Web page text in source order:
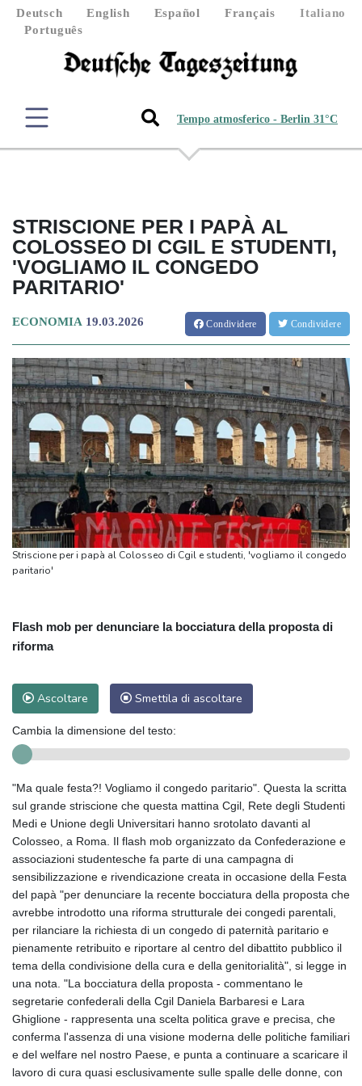
Deutsch English Español Français
Italiano
Português
Tempo atmosferico - Berlin 31°C
STRISCIONE PER I PAPÀ AL
COLOSSEO DI CGIL E STUDENTI,
'VOGLIAMO IL CONGEDO
PARITARIO'
ECONOMIA 19.03.2026 Condividere Condividere
Striscione per i papà al Colosseo di Cgil e studenti, 'vogliamo il congedo
paritario'
Flash mob per denunciare la bocciatura della proposta di
riforma
Ascoltare Smettila di ascoltare
Cambia la dimensione del testo:
"Ma quale festa?! Vogliamo il congedo paritario". Questa la scritta
sul grande striscione che questa mattina Cgil, Rete degli Studenti
Medi e Unione degli Universitari hanno srotolato davanti al
Colosseo, a Roma. Il flash mob organizzato da Confederazione e
associazioni studentesche fa parte di una campagna di
sensibilizzazione e rivendicazione creata in occasione della Festa
del papà "per denunciare la recente bocciatura della proposta che
avrebbe introdotto una riforma strutturale dei congedi parentali,
per rilanciare la richiesta di un congedo di paternità paritario e
pienamente retribuito e riportare al centro del dibattito pubblico il
tema della condivisione della cura e della genitorialità", si legge in
una nota. "La bocciatura della proposta - commentano le
segretarie confederali della Cgil Daniela Barbaresi e Lara
Ghiglione - rappresenta una scelta politica grave e precisa, che
conferma l'assenza di una visione moderna delle politiche familiari
e del welfare nel nostro Paese, e punta a continuare a scaricare il
lavoro di cura quasi esclusivamente sulle spalle delle donne, con